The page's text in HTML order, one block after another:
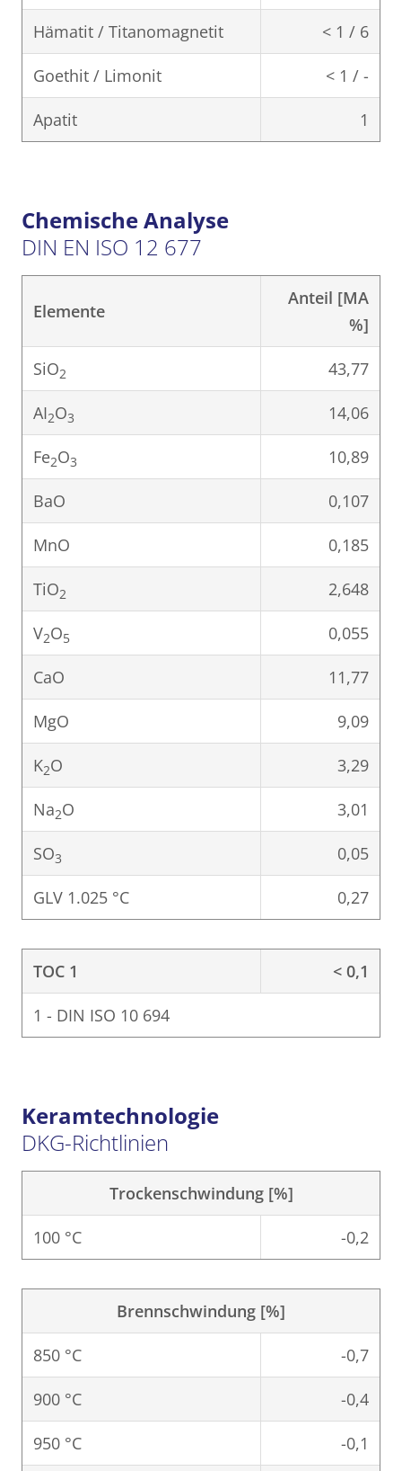
Hämatit / Titanomagnetit < 1 / 6
Goethit / Limonit < 1 / -
Apatit 1
Chemische Analyse
DIN EN ISO 12 677
Elemente
Anteil [MA
%]
SiO2 43,77
AI2O3 14,06
Fe2O3 10,89
BaO 0,107
MnO 0,185
TiO2 2,648
V2O5 0,055
CaO 11,77
MgO 9,09
K2O 3,29
Na2O 3,01
SO3 0,05
GLV 1.025 °C 0,27
TOC 1 < 0,1
1 - DIN ISO 10 694
Keramtechnologie
DKG-Richtlinien
Trockenschwindung [%]
100 °C -0,2
Brennschwindung [%]
850 °C -0,7
900 °C -0,4
950 °C -0,1